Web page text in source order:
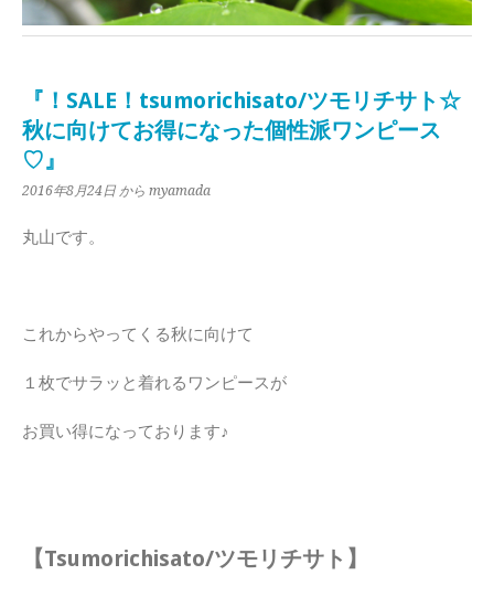
『！SALE！tsumorichisato/ツモリチサト☆
秋に向けてお得になった個性派ワンピース
♡』
2016年8月24日 から myamada
丸山です。
これからやってくる秋に向けて
１枚でサラッと着れるワンピースが
お買い得になっております♪
【Tsumorichisato/ツモリチサト】